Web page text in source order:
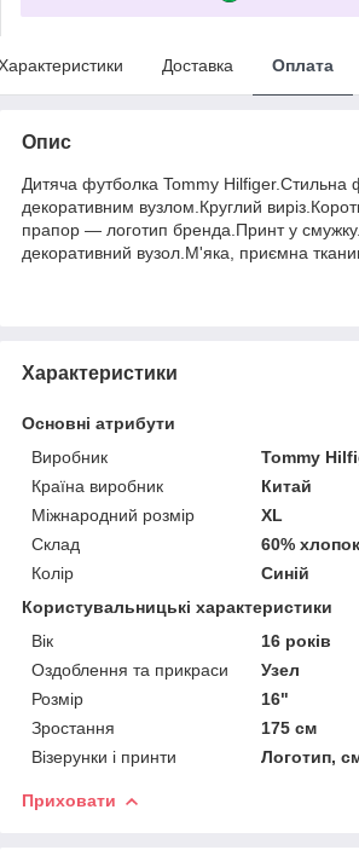
Доставка Оплата
Опис
Дитяча футболка Tommy Hilfiger.Стильна
декоративним вузлом.Круглий
прапор — логотип бренда.Принт у
декоративний вузол.М'яка, приємна
Характеристики
Основні атрибути
Виробник
Tommy
Країна виробник
Китай
Міжнародний розмір
XL
Склад
60%
Колір
Синій
Користувальницькі характеристики
Вік
16 років
Оздоблення та прикраси
Узел
Розмір
16"
Зростання
175 см
Візерунки і принти
Логотип,
Приховати